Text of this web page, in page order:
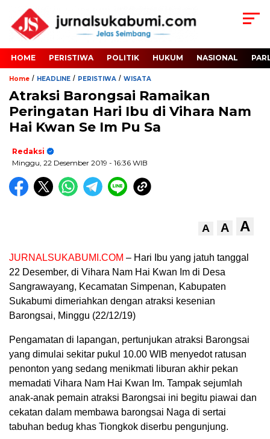
HOME PERISTIWA POLITIK HUKUM NASIONAL
Home / HEADLINE / PERISTIWA / WISATA
Atraksi Barongsai Ramaikan
Peringatan Hari Ibu di Vihara Nam
Hai Kwan Se Im Pu Sa
Redaksi
Minggu, 22 Desember 2019 - 16:36 WIB
A A A
JURNALSUKABUMI.COM – Hari Ibu yang jatuh tanggal
22 Desember, di Vihara Nam Hai Kwan Im di Desa
Sangrawayang, Kecamatan Simpenan, Kabupaten
Sukabumi dimeriahkan dengan atraksi kesenian
Barongsai, Minggu (22/12/19)
Pengamatan di lapangan, pertunjukan atraksi Barongsai
yang dimulai sekitar pukul 10.00 WIB menyedot ratusan
penonton yang sedang menikmati liburan akhir pekan
memadati Vihara Nam Hai Kwan Im. Tampak sejumlah
anak-anak pemain atraksi Barongsai ini begitu piawai dan
cekatan dalam membawa barongsai Naga di sertai
tabuhan bedug khas Tiongkok diserbu pengunjung.